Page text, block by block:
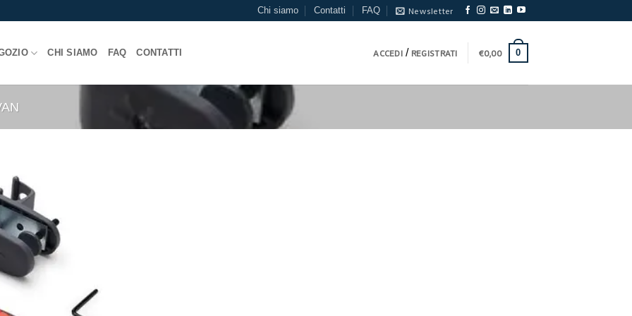
Chi siamo Contatti FAQ Newsletter
CHI SIAMO FAQ CONTATTI ACCEDI/ REGISTRATI €0,00 0